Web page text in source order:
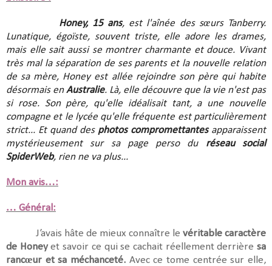
Honey, 15 ans, est l'aînée des sœurs Tanberry.
Lunatique, égoïste, souvent triste, elle adore les drames,
mais elle sait aussi se montrer charmante et douce. Vivant
très mal la séparation de ses parents et la nouvelle relation
de sa mère, Honey est allée rejoindre son père qui habite
désormais enAustralie. Là, elle découvre que la vie n'est pas
si rose. Son père, qu'elle idéalisait tant, a une nouvelle
compagne et le lycée qu'elle fréquente est particulièrement
strict... Et quand des photos compromettantesapparaissent
mystérieusement sur sa page perso du réseau social
SpiderWeb, rien ne va plus...
Mon avis…:
… Général:
J’avais hâte de mieux connaître le véritable caractère
de Honeyet savoir ce qui se cachait réellement derrièresa
rancœur et sa méchanceté. Avec ce tome centrée sur elle,